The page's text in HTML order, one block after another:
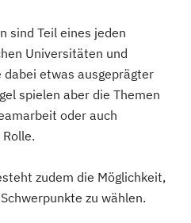
sind Teil eines jeden
Universitäten und
dabei etwas ausgeprägter
spielen aber die Themen
oder auch
zudem die Möglichkeit,
zu wählen.